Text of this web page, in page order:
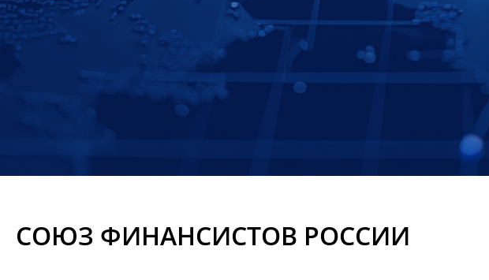
СОЮЗ ФИНАНСИСТОВ РОССИИ